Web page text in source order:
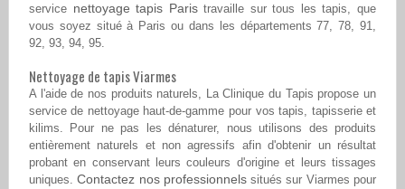
service nettoyage tapis Paristravaille sur tous les tapis, que
vous soyez situé à Paris ou dans les départements 77, 78, 91,
92, 93, 94, 95.
Nettoyage de tapis Viarmes
A l'aide de nos produits naturels, La Clinique du Tapis propose un
service de nettoyage haut-de-gamme pour vos tapis, tapisserie et
kilims. Pour ne pas les dénaturer, nous utilisons des produits
entièrement naturels et non agressifs afin d'obtenir un résultat
probant en conservant leurs couleurs d'origine et leurs tissages
uniques.Contactez nos professionnelssitués sur Viarmes pour